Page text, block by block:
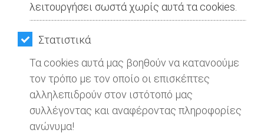
λειτουργήσει σωστά χωρίς αυτά τα cookies.
Στατιστικά
Τα cookies αυτά μας βοηθούν να κατανοούμε
τον τρόπο με τον οποίο οι επισκέπτες
αλληλεπιδρούν στον ιστότοπό μας
συλλέγοντας και αναφέροντας πληροφορίες
ανώνυμα!